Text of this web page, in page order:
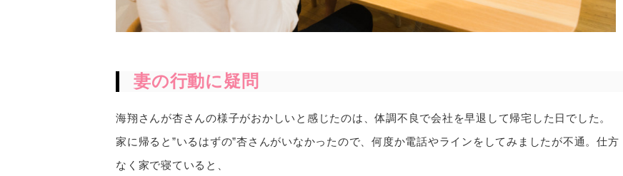
妻の行動に疑問
海翔さんが杏さんの様子がおかしいと感じたのは、体調不良で会社を早退して帰宅した日でした。
家に帰ると”いるはずの”杏さんがいなかったので、何度か電話やラインをしてみましたが不通。仕方
なく家で寝ていると、